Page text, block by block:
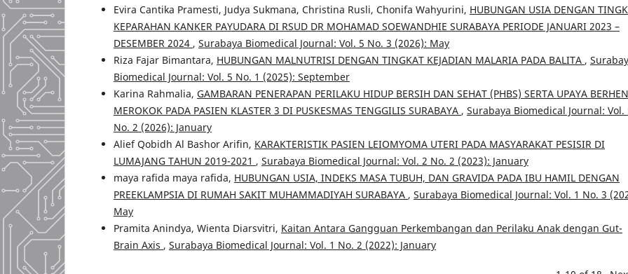
Evira Cantika Pramesti, Judya Sukmana, Christina Rusli, Chonifa Wahyurini, HUBUNGAN USIA DENGAN
KEPARAHAN KANKER PAYUDARA DI RSUD DR MOHAMAD SOEWANDHIE SURABAYA PERIODE JANUARI 2023 –
DESEMBER 2024 , Surabaya Biomedical Journal: Vol. 5 No. 3 (2026): May
Riza Fajar Bimantara, HUBUNGAN MALNUTRISI DENGAN TINGKAT KEJADIAN MALARIA PADA BALITA ,
Biomedical Journal: Vol. 5 No. 1 (2025): September
Karina Rahmalia, GAMBARAN PENERAPAN PERILAKU HIDUP BERSIH DAN SEHAT (PHBS) SERTA UPAYA
MEROKOK PADA PASIEN KLASTER 3 DI PUSKESMAS TENGGILIS SURABAYA , Surabaya Biomedical Journal: Vol.
No. 2 (2026): January
Alief Qobidh Al Bashor Arifin, KARAKTERISTIK PASIEN LEIOMYOMA UTERI PADA MASYARAKAT PESISIR DI
LUMAJANG TAHUN 2019-2021 , Surabaya Biomedical Journal: Vol. 2 No. 2 (2023): January
maya rafida maya rafida, HUBUNGAN USIA, INDEKS MASA TUBUH, DAN GRAVIDA PADA IBU HAMIL DENGAN
PREEKLAMPSIA DI RUMAH SAKIT MUHAMMADIYAH SURABAYA , Surabaya Biomedical Journal: Vol. 1 No. 3
May
Pramita Anindya, Wienta Diarsvitri, Kaitan Antara Gangguan Perkembangan dan Perilaku Anak dengan Gut-
Brain Axis , Surabaya Biomedical Journal: Vol. 1 No. 2 (2022): January